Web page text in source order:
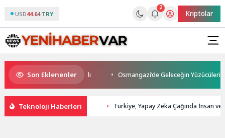
USD44.64 TRY
2
Kriptolar
Son Eklenenler
Yolculuğuna Uğurlandı Osmangazi’de Geleceğin Yüzücüleri
Teknoloji Haberleri Türkiye, Yapay Zeka Çağında İnsan ve